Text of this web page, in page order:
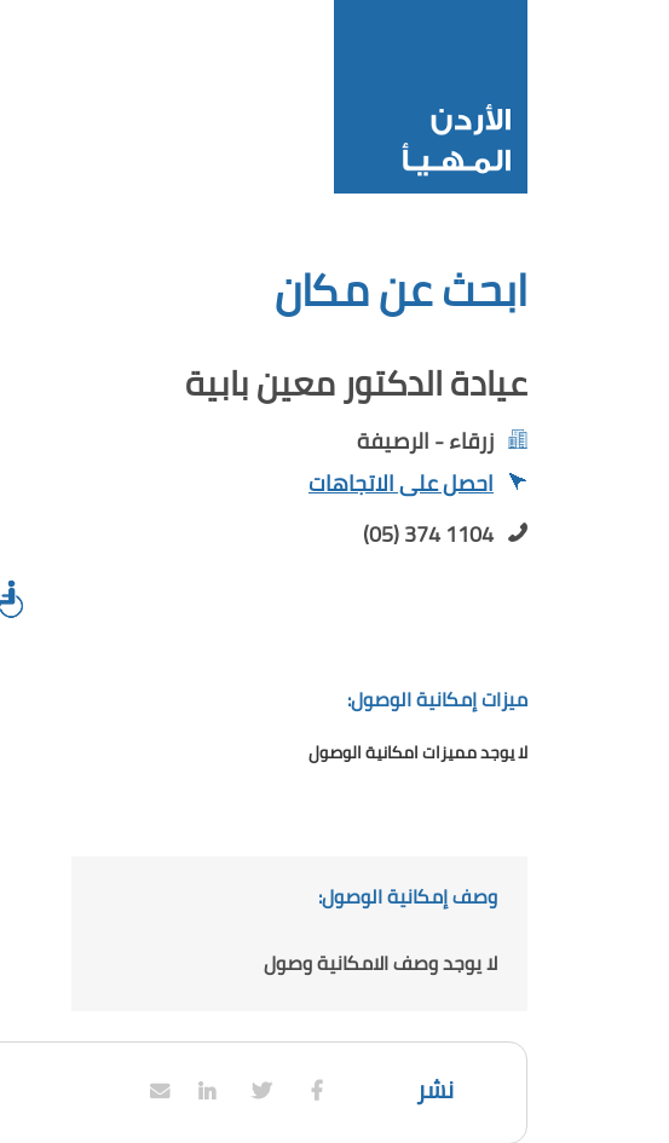
ابحث عن مكان
عيادة الدكتور معين بابية
زرقاء - الرصيفة
احصل على الاتجاهات
(05) 374 1104
ميزات إمكانية الوصول:
لا يوجد مميزات امكانية الوصول
وصف إمكانية الوصول:
لا يوجد وصف الامكانية وصول
نشر